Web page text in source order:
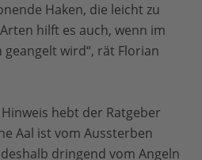
Haken, die leicht zu
hilft es auch, wenn im
wird“, rät Florian
hebt der Ratgeber
Aal ist vom Aussterben
dringend vom Angeln